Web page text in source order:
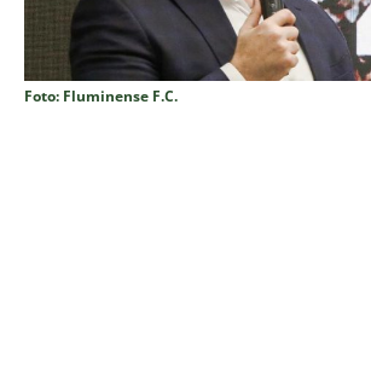
Foto: Fluminense F.C.